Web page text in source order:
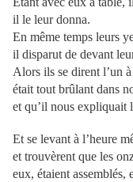
il le leur donna.
En même temps leurs
il disparut de devant
Alors ils se dirent l’un
était tout brûlant dans
et qu’il nous expliquait
Et se levant à l’heure
et trouvèrent que les
eux, étaient assemblés,